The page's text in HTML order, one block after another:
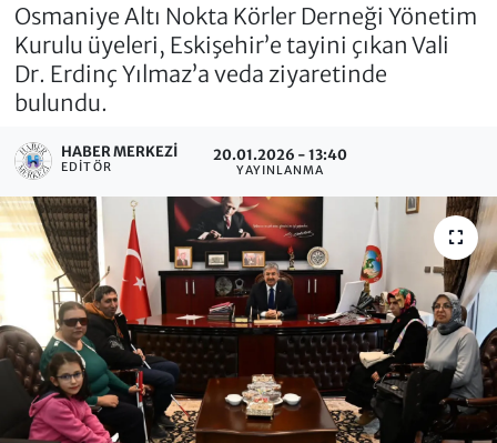
Osmaniye Altı Nokta Körler Derneği Yönetim
Kurulu üyeleri, Eskişehir’e tayini çıkan Vali
Dr. Erdinç Yılmaz’a veda ziyaretinde
bulundu.
HABER MERKEZI
EDITÖR
20.01.2026 - 13:40
YAYINLANMA